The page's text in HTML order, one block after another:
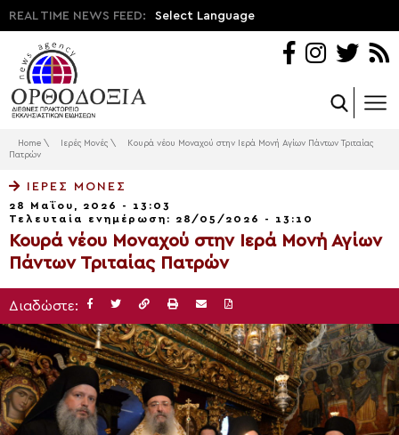
REAL TIME NEWS FEED: Select Language
Home \ Ιερές Μονές \
Κουρά νέου Μοναχού στην Ιερά Μονή Αγίων Πάντων Τριταίας
Πατρών
ΙΕΡΈΣ ΜΟΝΈΣ
28 Μαΐου, 2026 - 13:03
Τελευταία ενημέρωση: 28/05/2026 - 13:10
Κουρά νέου Μοναχού στην Ιερά Μονή Αγίων
Πάντων Τριταίας Πατρών
Διαδώστε: